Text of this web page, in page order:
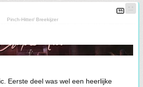
Pinch-Hitter/ Breekijzer
Eerste deel was wel een heerlijke